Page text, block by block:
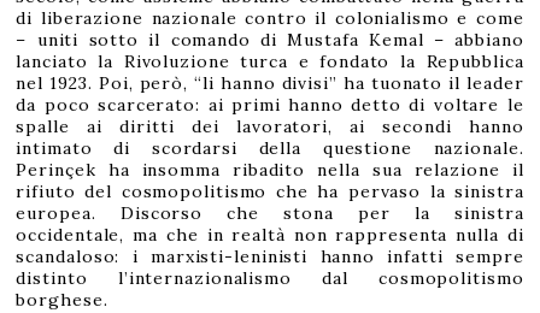
di liberazione nazionale contro il colonialismo e come
– uniti sotto il comando di Mustafa Kemal – abbiano
lanciato la Rivoluzione turca e fondato la Repubblica
nel 1923. Poi, però, “li hanno divisi” ha tuonato il leader
da poco scarcerato: ai primi hanno detto di voltare le
spalle ai diritti dei lavoratori, ai secondi hanno
intimato di scordarsi della questione nazionale.
Perinçek ha insomma ribadito nella sua relazione il
rifiuto del cosmopolitismo che ha pervaso la sinistra
europea. Discorso che stona per la sinistra
occidentale, ma che in realtà non rappresenta nulla di
scandaloso: i marxisti-leninisti hanno infatti sempre
distinto l’internazionalismo dal cosmopolitismo
borghese.